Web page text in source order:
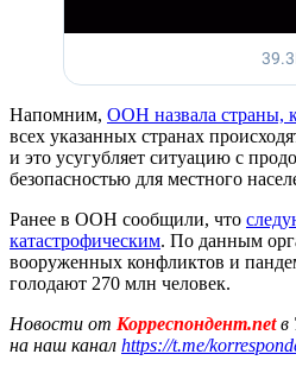
Напомним, ООН назвала страны,
всех указанных странах
и это усугубляет ситуацию с
безопасностью для местного
Ранее в ООН сообщили, что
катастрофическим. По данным
вооруженных конфликтов и
голодают 270 млн человек.
Новости от Корреспондент.netв
на наш канал https://t.me/